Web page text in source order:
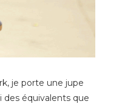
je porte une jupe
des équivalents que